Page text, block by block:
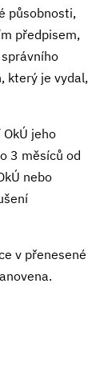
působnosti,
předpisem,
který je vydal,
jeho
3 měsíců od
nebo
v přenesené